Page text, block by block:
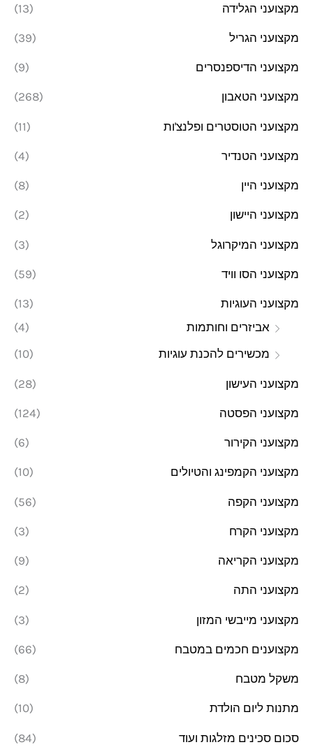
מקצועני הגלידה (13)
מקצועני הגריל (39)
מקצועני הדיספנסרים (9)
מקצועני הטאבון (268)
מקצועני הטוסטרים ופלנצ'ות (11)
מקצועני הטנדיר (4)
מקצועני היין (8)
מקצועני היישון (2)
מקצועני המיקרוגל (3)
מקצועני הסו וויד (59)
מקצועני העוגיות
(13)
אביזרים וחותמות
(4)
מכשירים להכנת עוגיות
(10)
מקצועני העישון (28)
מקצועני הפסטה (124)
מקצועני הקירור (6)
מקצועני הקמפינג והטיולים (10)
מקצועני הקפה (56)
מקצועני הקרח (3)
מקצועני הקריאה (9)
מקצועני התה (2)
מקצועני מייבשי המזון (3)
מקצוענים חכמים במטבח (66)
משקל מטבח (8)
מתנות ליום הולדת (10)
סכום סכינים מזלגות ועוד (84)